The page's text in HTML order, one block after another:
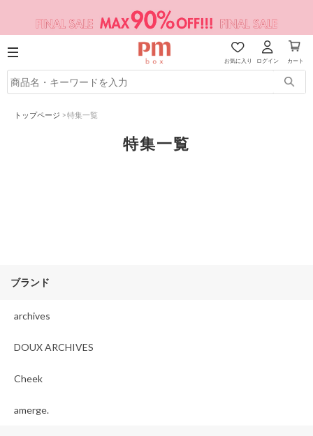
お気に入り ログイン カート
トップページ >特集一覧
特集一覧
ブランド
archives
DOUX ARCHIVES
Cheek
amerge.